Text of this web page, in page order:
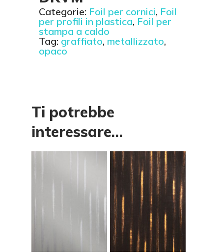
Categorie: Foil per cornici, Foil
per profili in plastica, Foil per
stampa a caldo
Tag: graffiato, metallizzato,
opaco
Ti potrebbe
interessare…